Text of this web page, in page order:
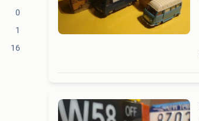
0
1
16